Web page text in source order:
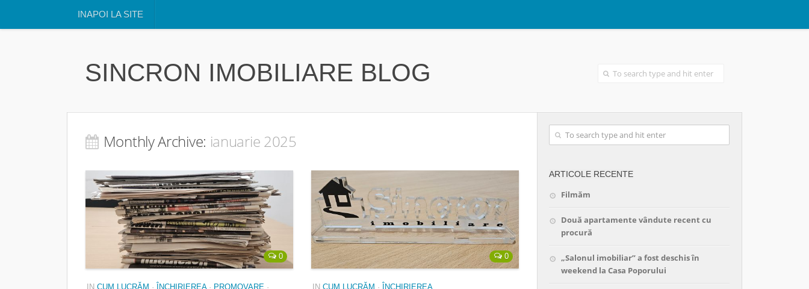
INAPOI LA SITE
SINCRON IMOBILIARE BLOG
Monthly Archive: ianuarie 2025
0
IN CUM LUCRĂM · ÎNCHIRIEREA· PROMOVARE ·
0
IN CUM LUCRĂM · ÎNCHIRIEREA
ARTICOLE RECENTE
Filmăm
Două apartamente vândute recent cu
procură
„Salonul imobiliar” a fost deschis în
weekend la Casa Poporului